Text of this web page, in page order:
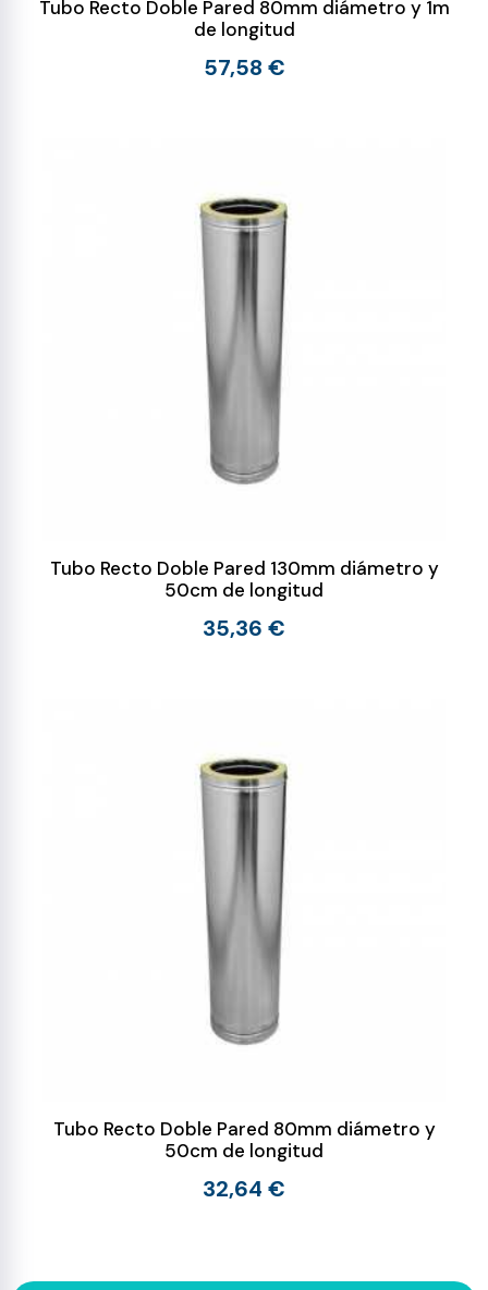
Tubo Recto Doble Pared 80mm diámetro y 1m
de longitud
57,58 €
Tubo Recto Doble Pared 130mm diámetro y
50cm de longitud
35,36 €
Tubo Recto Doble Pared 80mm diámetro y
50cm de longitud
32,64 €